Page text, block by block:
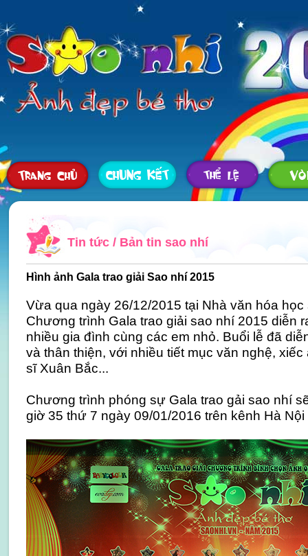
Tin tức/ Bản tin sao nhí
Hình ảnh Gala trao giải Sao nhí 2015
Vừa qua ngày 26/12/2015 tại Nhà văn hóa
Chương trình Gala trao giải sao nhí 2015 diễn
nhiều gia đình cùng các em nhỏ. Buổi lễ đã
và thân thiện, với nhiều tiết mục văn nghệ,
sĩ Xuân Bắc...
Chương trình phóng sự Gala trao gải sao nhí
giờ 35 thứ 7 ngày 09/01/2016 trên kênh Hà Nội